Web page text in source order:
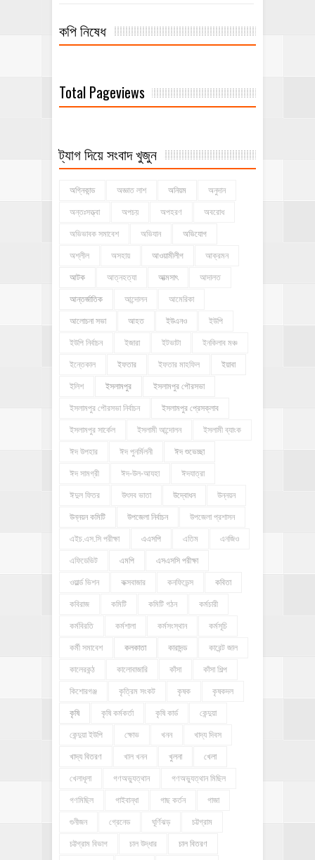
কপি নিষেধ
Total Pageviews
ট্যাগ দিয়ে সংবাদ খুজুন
অগ্নিকান্ড অজ্ঞাত লাশ অনিয়ম অনুদান
অন্তঃসত্ত্বা অপচয় অপহরণ অবরোধ
অভিভাবক সমাবেশ অভিযান অভিযোগ
অশ্লীল অসহায় আওয়ামীলীগ আক্রমন
আটক আত্নহত্যা আত্মসাৎ আদালত
আন্তর্জাতিক আন্দোলন আমেরিকা
আলোচনা সভা আহত ইউএনও ইউপি
ইউপি নির্বাচন ইজারা ইটভাটা ইনকিলাব মঞ্চ
ইন্তেকাল ইফতার ইফতার মাহফিল ইয়াবা
ইলিশ ইসলামপুর ইসলামপুর পৌরসভা
ইসলামপুর পৌরসভা নির্বাচন ইসলামপুর প্রেসক্লাব
ইসলামপুর সার্কেল ইসলামী আন্দোলন ইসলামী ব্যাংক
ঈদ উপহার ঈদ পুনর্মিলনী ঈদ শুভেচ্ছা
ঈদ সামগ্রী ঈদ-উল-আযহা ঈদযাত্রা
ঈদুল ফিতর উৎসব ভাতা উদ্বোধন উন্নয়ন
উন্নয়ন কমিটি উপজেলা নির্বাচন উপজেলা প্রশাসন
এইচ.এস.সি পরীক্ষা এএসপি এতিম এনজিও
এফিডেভিট এমপি এসএসসি পরীক্ষা
ওয়ার্ল্ড ভিশন কক্সবাজার কনফিডেন্স কবিতা
কবিরাজ কমিটি কমিটি গঠন কর্মচারী
কর্মবিরতি কর্মশালা কর্মসংস্থান কর্মসূচি
কর্মী সমাবেশ কলকাতা কারাদন্ড কারেন্ট জাল
কালেরকন্ঠ কালোবাজারি কাঁসা কাঁসা শিল্প
কিশোরগঞ্জ কৃত্রিম সংকট কৃষক কৃষকদল
কৃষি কৃষি কর্মকর্তা কৃষি কার্ড কেন্দুয়া
কেন্দুয়া ইউপি ক্ষোভ খনন খাদ্য দিবস
খাদ্য বিতরণ খাল খনন খুলনা খেলা
খেলাধূলা গণঅভ্যুত্থান গণঅভ্যুত্থান মিছিল
গণমিছিল গাইবান্ধা গাছ কর্তন গাজা
গুনীজন গ্রেনেড ঘূর্ণিঝড় চট্টগ্রাম
চট্টগ্রাম বিভাগ চাল উদ্ধার চাল বিতরণ